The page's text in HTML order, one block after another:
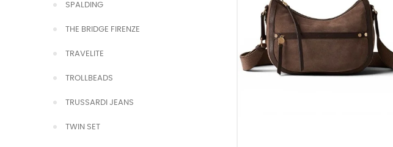
SPALDING
THE BRIDGE FIRENZE
TRAVELITE
TROLLBEADS
TRUSSARDI JEANS
TWIN SET